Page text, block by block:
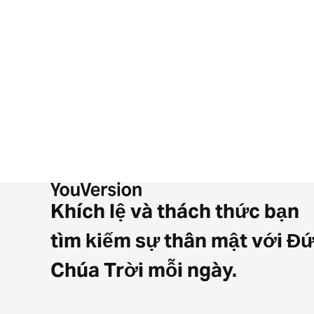
Khích lệ và thách thức bạn
tìm kiếm sự thân mật với
Chúa Trời mỗi ngày.